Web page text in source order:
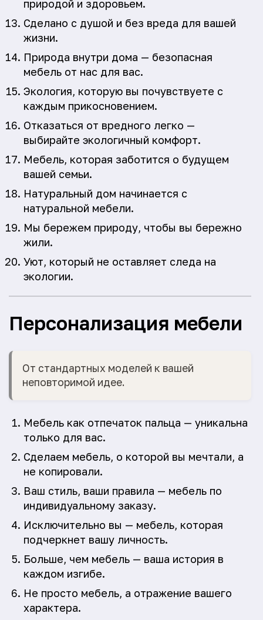
природой и здоровьем.
Сделано с душой и без вреда для вашей
жизни.
Природа внутри дома — безопасная
мебель от нас для вас.
Экология, которую вы почувствуете с
каждым прикосновением.
Отказаться от вредного легко —
выбирайте экологичный комфорт.
Мебель, которая заботится о будущем
вашей семьи.
Натуральный дом начинается с
натуральной мебели.
Мы бережем природу, чтобы вы бережно
жили.
Уют, который не оставляет следа на
экологии.
Персонализация мебели
От стандартных моделей к вашей
неповторимой идее.
Мебель как отпечаток пальца — уникальна
только для вас.
Сделаем мебель, о которой вы мечтали, а
не копировали.
Ваш стиль, ваши правила — мебель по
индивидуальному заказу.
Исключительно вы — мебель, которая
подчеркнет вашу личность.
Больше, чем мебель — ваша история в
каждом изгибе.
Не просто мебель, а отражение вашего
характера.